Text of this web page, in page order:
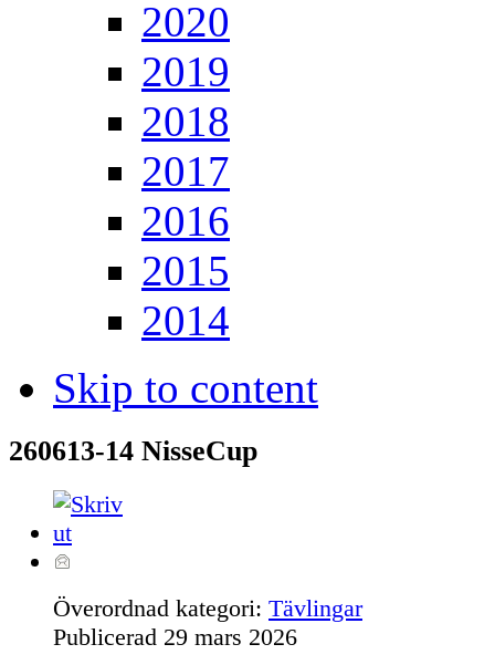
2020
2019
2018
2017
2016
2015
2014
Skip to content
260613-14 NisseCup
Överordnad kategori: Tävlingar
Publicerad 29 mars 2026